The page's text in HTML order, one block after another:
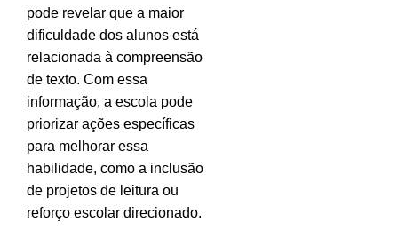
pode revelar que a maior
dificuldade dos alunos está
relacionada à compreensão
de texto. Com essa
informação, a escola pode
priorizar ações específicas
para melhorar essa
habilidade, como a inclusão
de projetos de leitura ou
reforço escolar direcionado.